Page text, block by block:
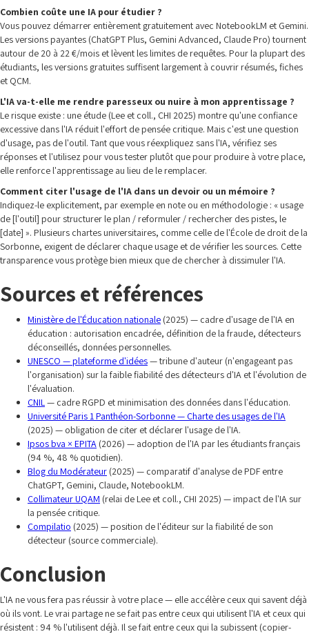
Combien coûte une IA pour étudier ?
Vous pouvez démarrer entièrement gratuitement avec NotebookLM et Gemini.
Les versions payantes (ChatGPT Plus, Gemini Advanced, Claude Pro) tournent
autour de 20 à 22 €/mois et lèvent les limites de requêtes. Pour la plupart des
étudiants, les versions gratuites suffisent largement à couvrir résumés, fiches
et QCM.
L'IA va-t-elle me rendre paresseux ou nuire à mon apprentissage ?
Le risque existe : une étude (Lee et coll., CHI 2025) montre qu'une confiance
excessive dans l'IA réduit l'effort de pensée critique. Mais c'est une question
d'usage, pas de l'outil. Tant que vous réexpliquez sans l'IA, vérifiez ses
réponses et l'utilisez pour vous tester plutôt que pour produire à votre place,
elle renforce l'apprentissage au lieu de le remplacer.
Comment citer l'usage de l'IA dans un devoir ou un mémoire ?
Indiquez-le explicitement, par exemple en note ou en méthodologie : « usage
de [l'outil] pour structurer le plan / reformuler / rechercher des pistes, le
[date] ». Plusieurs chartes universitaires, comme celle de l'École de droit de la
Sorbonne, exigent de déclarer chaque usage et de vérifier les sources. Cette
transparence vous protège bien mieux que de chercher à dissimuler l'IA.
Sources et références
Ministère de l'Éducation nationale (2025) — cadre d'usage de l'IA en
éducation : autorisation encadrée, définition de la fraude, détecteurs
déconseillés, données personnelles.
UNESCO — plateforme d'idées— tribune d'auteur (n'engageant pas
l'organisation) sur la faible fiabilité des détecteurs d'IA et l'évolution de
l'évaluation.
CNIL— cadre RGPD et minimisation des données dans l'éducation.
Université Paris 1 Panthéon-Sorbonne — Charte des usages de l'IA
(2025) — obligation de citer et déclarer l'usage de l'IA.
Ipsos bva × EPITA (2026) — adoption de l'IA par les étudiants français
(94 %, 48 % quotidien).
Blog du Modérateur (2025) — comparatif d'analyse de PDF entre
ChatGPT, Gemini, Claude, NotebookLM.
Collimateur UQAM (relai de Lee et coll., CHI 2025) — impact de l'IA sur
la pensée critique.
Compilatio (2025) — position de l'éditeur sur la fiabilité de son
détecteur (source commerciale).
Conclusion
L'IA ne vous fera pas réussir à votre place — elle accélère ceux qui savent déjà
où ils vont. Le vrai partage ne se fait pas entre ceux qui utilisent l'IA et ceux qui
résistent : 94 % l'utilisent déjà. Il se fait entre ceux qui la subissent (copier-